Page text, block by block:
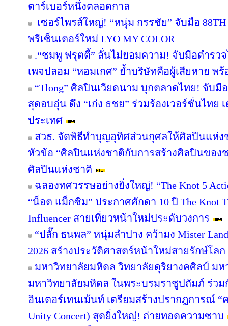
ตาร์เบอร์หนึ่งตลอดกาล
เซอร์ไพรส์ใหญ่! “หนุ่ม กรรชัย” จับมือ
พรีเซ็นเตอร์ใหม่ LYO MY COLOR
.“ชมพู ฟรุตตี้” ลั่นไม่ยอมความ! จับมือตำรว
เพจปลอม “หอมเกศ” ย้ำบริษัทคือผู้เสียหาย พ
“Tlong” ศิลปินเวียดนาม บุกตลาดไทย! จับ
สุดอบอุ่น ดึง “เก่ง ธชย” ร่วมร้องเวอร์ชั่นไทย
ประเทศ
สวธ. จัดพิธีทำบุญอุทิศส่วนกุศลให้ศิลปินแห่ง
หัวข้อ “ศิลปินแห่งชาติกับการสร้างศิลปินของ
ศิลปินแห่งชาติ
ฉลองทศวรรษอย่างยิ่งใหญ่! “The Knot 5
“น็อต แม็กซิม” ประกาศศักดา 10 ปี The Knot
Influencer สายเที่ยวหน้าใหม่ประดับวงการ
“ปลั๊ก ธนพล” หนุ่มลำปาง คว้ามง Mister
2026 สร้างประวัติศาสตร์หน้าใหม่สายรักษ์โลก
มหาวิทยาลัยมหิดล วิทยาลัยดุริยางคศิลป์ ม
มหาวิทยาลัยมหิดล ในพระบรมราชูปถัมภ์ ร่ว
อินเตอร์เทนเม้นท์ เตรียมสร้างปรากฎการณ์ “
Unity Concert) สุดยิ่งใหญ่! ถ่ายทอดความซาบ